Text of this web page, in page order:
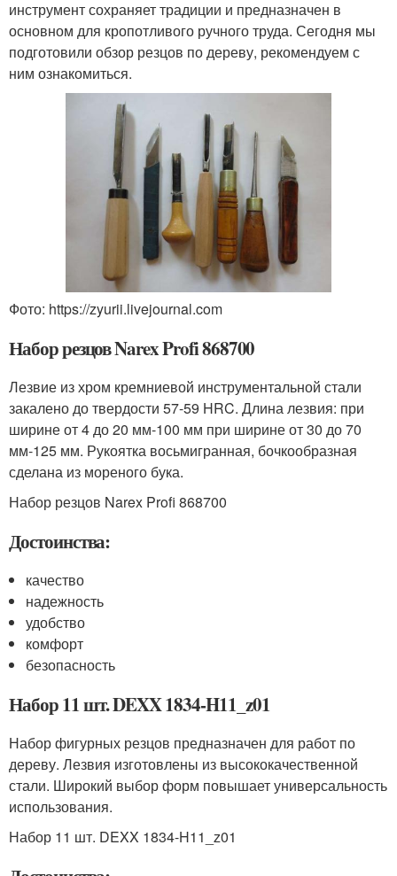
инструмент сохраняет традиции и предназначен в
основном для кропотливого ручного труда. Сегодня мы
подготовили обзор резцов по дереву, рекомендуем с
ним ознакомиться.
Фото: https://zyurii.livejournal.com
Набор резцов Narex Profi 868700
Лезвие из хром кремниевой инструментальной стали
закалено до твердости 57-59 HRC. Длина лезвия: при
ширине от 4 до 20 мм-100 мм при ширине от 30 до 70
мм-125 мм. Рукоятка восьмигранная, бочкообразная
сделана из мореного бука.
Набор резцов Narex Profi 868700
Достоинства:
качество
надежность
удобство
комфорт
безопасность
Набор 11 шт. DEXX 1834-H11_z01
Набор фигурных резцов предназначен для работ по
дереву. Лезвия изготовлены из высококачественной
стали. Широкий выбор форм повышает универсальность
использования.
Набор 11 шт. DEXX 1834-H11_z01